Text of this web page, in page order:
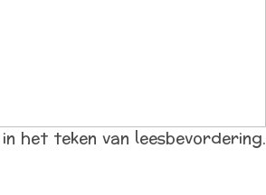
het teken van leesbevordering.